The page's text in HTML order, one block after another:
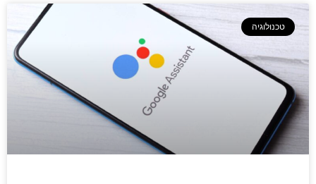
טכנולוגיה